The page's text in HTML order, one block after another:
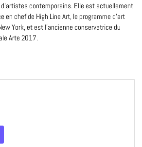
contemporains. Elle est actuellement
en chef de High Line Art, le programme d'art
York, et est l'ancienne conservatrice du
Arte 2017.